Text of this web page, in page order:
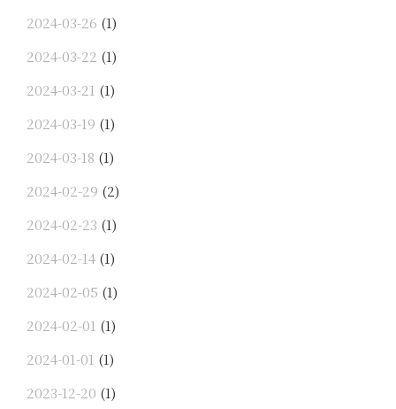
2024-03-26 (1)
2024-03-22 (1)
2024-03-21 (1)
2024-03-19 (1)
2024-03-18 (1)
2024-02-29 (2)
2024-02-23 (1)
2024-02-14 (1)
2024-02-05 (1)
2024-02-01 (1)
2024-01-01 (1)
2023-12-20 (1)